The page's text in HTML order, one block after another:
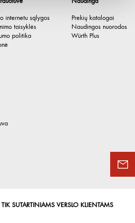
H2
internetu sąlygos
taisyklės
politika
Prekių katalogai
Naudingos nuorodos
Würth Plus
SUTARTINIAMS VERSLO KLIENTAMS